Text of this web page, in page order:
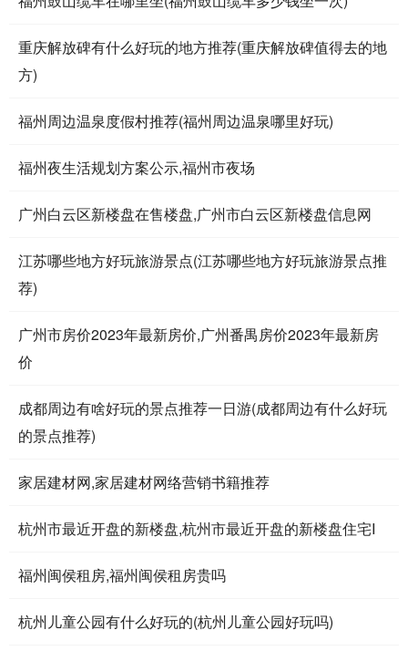
重庆解放碑有什么好玩的地方推荐(重庆解放碑值得去的地
方)
福州周边温泉度假村推荐(福州周边温泉哪里好玩)
福州夜生活规划方案公示,福州市夜场
广州白云区新楼盘在售楼盘,广州市白云区新楼盘信息网
江苏哪些地方好玩旅游景点(江苏哪些地方好玩旅游景点推
荐)
广州市房价2023年最新房价,广州番禺房价2023年最新房
价
成都周边有啥好玩的景点推荐一日游(成都周边有什么好玩
的景点推荐)
家居建材网,家居建材网络营销书籍推荐
杭州市最近开盘的新楼盘,杭州市最近开盘的新楼盘住宅I
福州闽侯租房,福州闽侯租房贵吗
杭州儿童公园有什么好玩的(杭州儿童公园好玩吗)